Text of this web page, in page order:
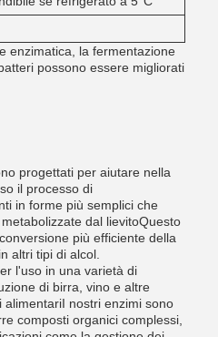
enzimatica, la fermentazione
possono essere migliorati
progettati per aiutare nella
il processo di
in forme più semplici che
dal lievitoQuesto
più efficiente della
altri tipi di alcol.
l'uso in una varietà di
di birra, vino e altre
alimentariI nostri enzimi sono
composti organici complessi,